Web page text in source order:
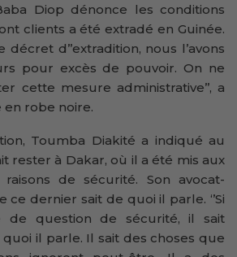
Diop dénonce les conditions
clients a été extradé en Guinée.
décret d’’extradition, nous l’avons
pour excès de pouvoir. On ne
cette mesure administrative’’, a
en robe noire.
Toumba Diakité a indiqué au
rester à Dakar, où il a été mis aux
de sécurité. Son avocat-
ce dernier sait de quoi il parle. ‘’Si
de question de sécurité, il sait
il parle. Il sait des choses que